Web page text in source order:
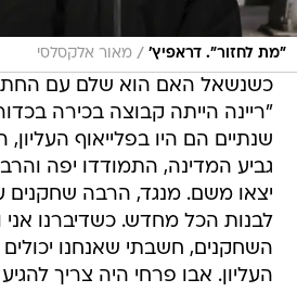
"מת לחזור". דראפיץ' / מאור אלקסלסי
כשנשאל האם הוא שלם עם
"ריינה הייתה קבוצה בכירה
שנתיים הם היו בפלייאוף העליון,
גביע המדינה, התמודדו יפה
יצאו משם. מנגד, הרבה שחקנים
לבנות הכל מחדש. כשדיברנו אני
השחקנים, חשבתי שאנחנו יכולים
העליון. אבו פרחי היה צריך